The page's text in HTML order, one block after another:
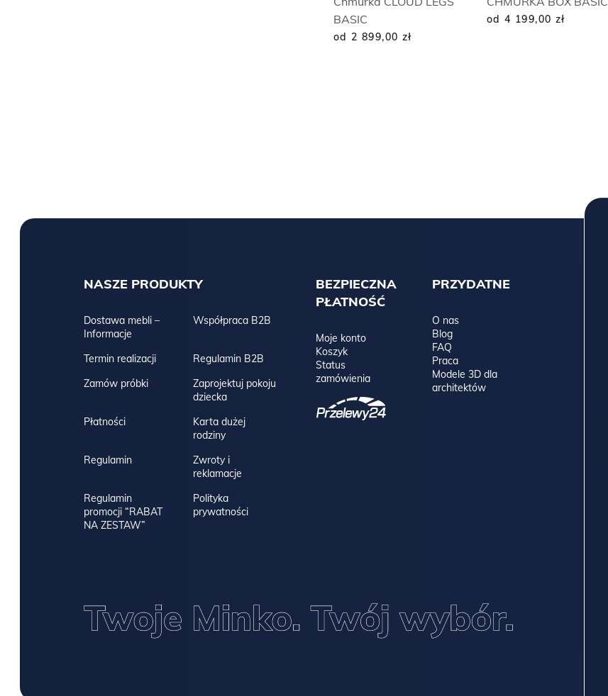
BASIC
od 2 899,00 zł
od 4 199,00 zł
NASZE PRODUKTY
Dostawa mebli –
Informacje
Termin realizacji
Zamów próbki
Płatności
Regulamin
Regulamin
promocji “RABAT
NA ZESTAW”
Współpraca B2B
Regulamin B2B
Zaprojektuj pokoju
dziecka
Karta dużej
rodziny
Zwroty i
reklamacje
Polityka
prywatności
BEZPIECZNA
PŁATNOŚĆ
Moje konto
Koszyk
Status
zamówienia
PRZYDATNE
O nas
Blog
FAQ
Praca
Modele 3D dla
architektów